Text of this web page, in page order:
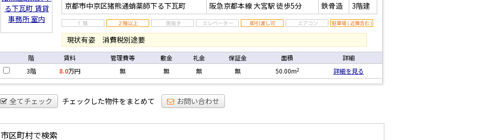
京都市中京区猪熊通蛸薬師下る下瓦町
阪急京都本線 大宮駅 徒歩5分 鉄骨造 3階建
現状有姿 消費税別途要
階 賃料 管理費等 敷金 礼金 保証金 面積
詳細
3階
8.0万円 無 無 無 無 50.00m2 詳細を見る
全てチェック チェックした物件をまとめて お問い合わせ
市区町村で検索